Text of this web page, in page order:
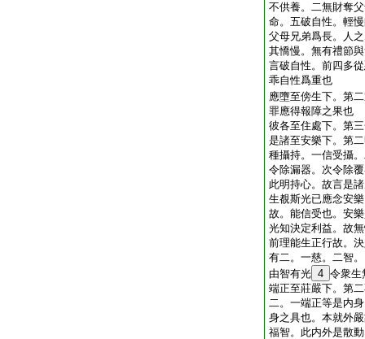
不供養。二無財奪
命。五破自性。輕
父母兄弟爲長。人
其憍慢。無有禮節
言破自性。前四多
乖自性爲重也
應墮至傍生下。第
罪應得報障之果也
彼各至住處下。第
是諸至安樂下。第
種攝持。一信受攝
令除漏器。次令除
此明持心。故言是
生覩斯光已應念安
故。能信受也。安
光知決定利益。故
前理能生正行故。
有二。一慈。二智
由智有光 4 令衆生
端正至莊嚴下。第
二。一端正等是内
身之具也。本就外
福智。此内外是散